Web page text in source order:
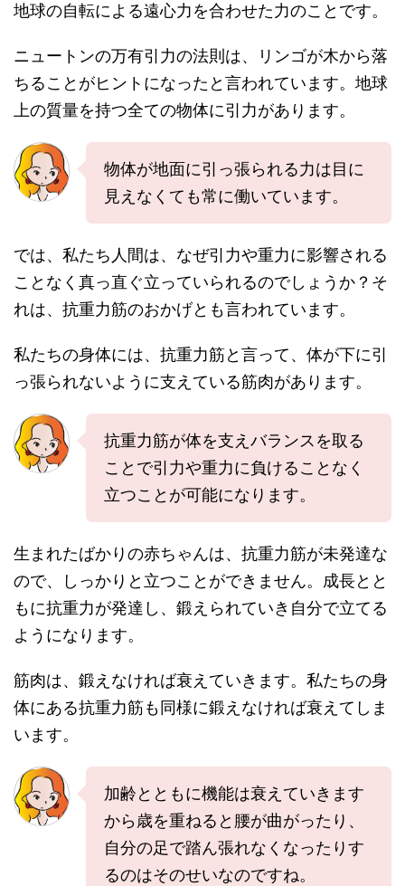
地球の自転による遠心力を合わせた力のことです。
ニュートンの万有引力の法則は、リンゴが木から落
ちることがヒントになったと言われています。地球
上の質量を持つ全ての物体に引力があります。
物体が地面に引っ張られる力は目に
見えなくても常に働いています。
では、私たち人間は、なぜ引力や重力に影響される
ことなく真っ直ぐ立っていられるのでしょうか？そ
れは、抗重力筋のおかげとも言われています。
私たちの身体には、抗重力筋と言って、体が下に引
っ張られないように支えている筋肉があります。
抗重力筋が体を支えバランスを取る
ことで引力や重力に負けることなく
立つことが可能になります。
生まれたばかりの赤ちゃんは、抗重力筋が未発達な
ので、しっかりと立つことができません。成長とと
もに抗重力が発達し、鍛えられていき自分で立てる
ようになります。
筋肉は、鍛えなければ衰えていきます。私たちの身
体にある抗重力筋も同様に鍛えなければ衰えてしま
います。
加齢とともに機能は衰えていきます
から歳を重ねると腰が曲がったり、
自分の足で踏ん張れなくなったりす
るのはそのせいなのですね。